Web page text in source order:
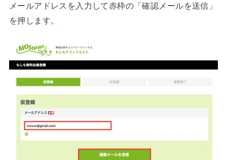
メールアドレスを入力して赤枠の「確認メールを送信」
を押します。